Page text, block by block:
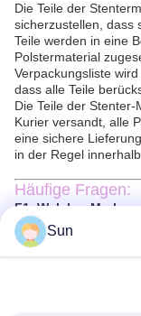
Die Teile der
sicherzustellen, dass
Teile werden in eine
Polstermaterial
Verpackungsliste
dass alle Teile
Die Teile der
Kurier versandt, alle
eine sichere
in der Regel
Häufige Fragen:
F1. Welcher
verwendet?
A1. Der Markenname
aus China stammt.
Was macht Stenter
A2.
Sun